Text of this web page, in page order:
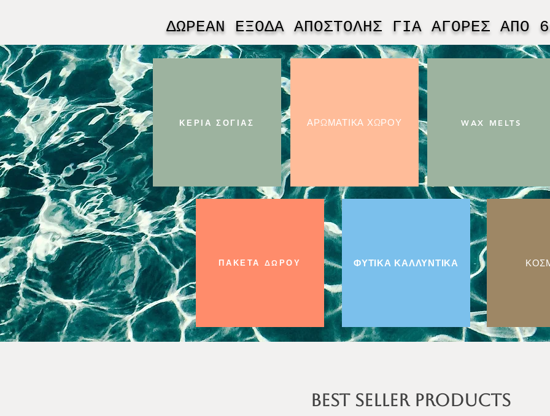
ΔΩΡΕΑΝ ΕΞΟΔΑ ΑΠΟΣΤΟΛΗΣ ΓΙΑ ΑΓΟΡΕΣ ΑΠΟ
ΚΕΡΙΑ ΣΟΓΙΑΣ ΑΡΩΜΑΤΙΚΑ ΧΩΡΟΥ WAX MELTS
ΠΑΚΕΤΑ ΔΩΡΟΥ ΦΥΤΙΚΑ ΚΑΛΛΥΝΤΙΚΑ
Best Seller PRODUCTS